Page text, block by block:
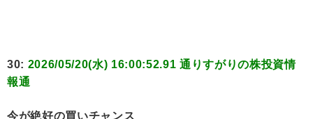
30: 2026/05/20(水) 16:00:52.91 通りすがりの株投資情
報通
今が絶好の買いチャンス